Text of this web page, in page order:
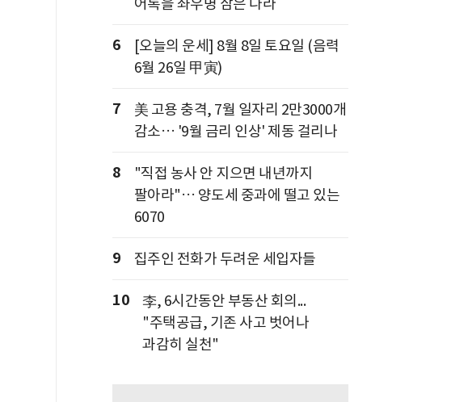
6
[오늘의 운세] 8월 8일 토요일 (음력
6월 26일 甲寅)
7
美 고용 충격, 7월 일자리 2만3000개
감소… '9월 금리 인상' 제동 걸리나
8
"직접 농사 안 지으면 내년까지
팔아라"… 양도세 중과에 떨고 있는
6070
9 집주인 전화가 두려운 세입자들
10
李, 6시간동안 부동산 회의...
"주택공급, 기존 사고 벗어나
과감히 실천"